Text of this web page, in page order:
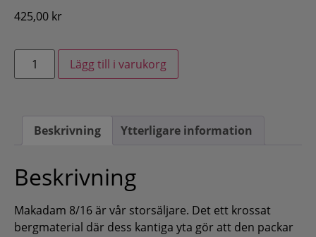
425,00 kr
Lägg till i varukorg
Beskrivning Ytterligare information
Beskrivning
Makadam 8/16 är vår storsäljare. Det ett krossat
bergmaterial där dess kantiga yta gör att den packar